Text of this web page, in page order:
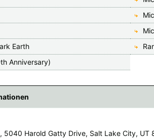
Earth
Anniversary)
5040 Harold Gatty Drive, Salt Lake City, UT